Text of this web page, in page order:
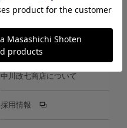
Facebook メールマガジン
中川政七商店について
採用情報